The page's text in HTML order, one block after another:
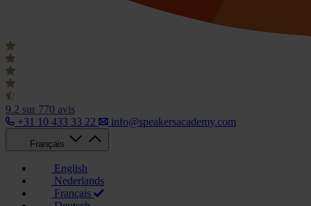
9.2 sur 770 avis
+31 10 433 33 22
info@speakersacademy.com
Français
English
Nederlands
Français